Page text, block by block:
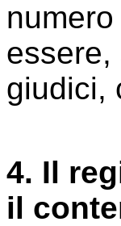
essere,
giudici,
4. Il
il